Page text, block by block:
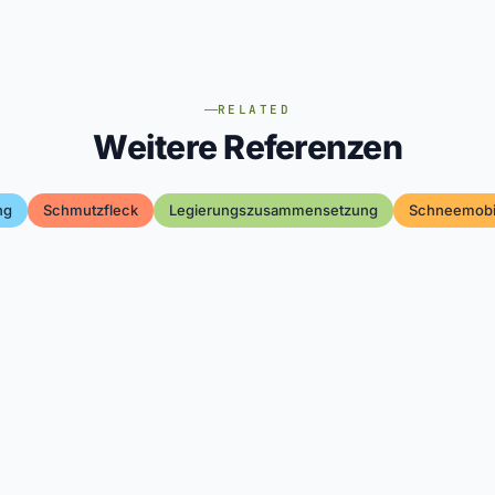
RELATED
Weitere Referenzen
Schmutzfleck Legierungszusammensetzung